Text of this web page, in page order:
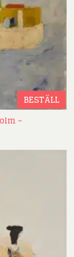
BESTÄLL
–